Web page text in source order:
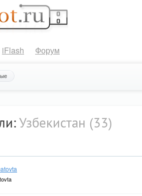
iFlash Форум
Узбекистан (33)